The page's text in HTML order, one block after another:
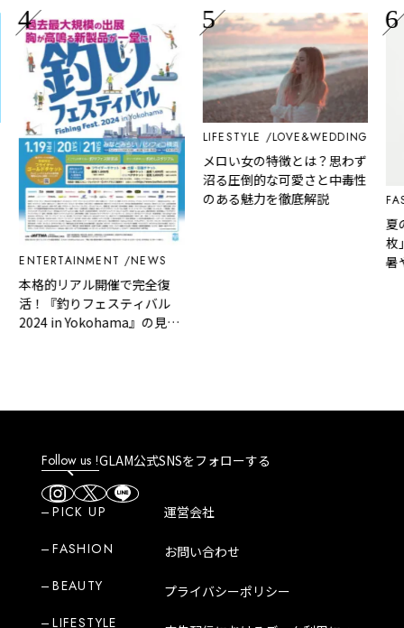
NEWS
的リアル開催で完全復
『釣りフェスティバル
in Yokohama』の見ど
LIFESTYLE LOVE&WEDDING
メロい女の特徴とは？思わず
沼る圧倒的な可愛さと中毒性
のある魅力を徹底解説
夏の定
枚」は
暑や冷
Follow us !GLAM公式SNSをフォローする
PICK UP
FASHION
BEAUTY
LIFESTYLE
運営会社
お問い合わせ
プライバシーポリシー